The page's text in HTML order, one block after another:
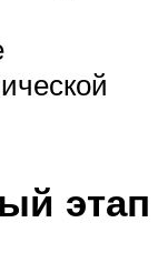
этап